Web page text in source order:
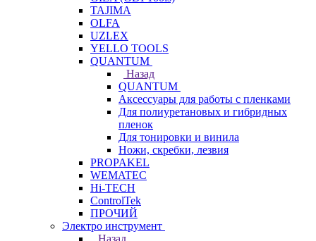
TAJIMA
OLFA
UZLEX
YELLO TOOLS
QUANTUM
Назад
QUANTUM
Аксессуары для работы с пленками
Для полиуретановых и гибридных
пленок
Для тонировки и винила
Ножи, скребки, лезвия
PROPAKEL
WEMATEC
Hi-TECH
ControlTek
ПРОЧИЙ
Электро инструмент
Назад